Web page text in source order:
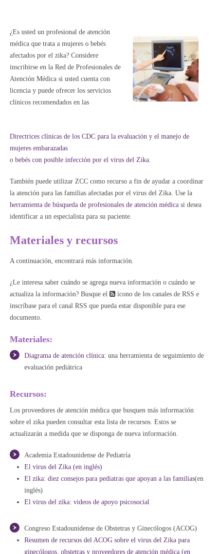
¿Es usted un profesional de atención
médica que trata a mujeres o bebés
afectados por el zika? Considere
inscribirse en la Red de Profesionales de
Atención Médica si usted cuenta con
licencia y puede ofrecer los servicios
clínicos recomendados en las
Directrices clínicas de los CDC para la evaluación y el manejo de
mujeres embarazadas
o bebés con posible infección por el virus del Zika.
También puede utilizar ZCC como recurso a fin de ayudar a coordinar
la atención para las familias afectadas por el virus del Zika. Use la
herramienta de búsqueda de profesionales de atención médica si desea
identificar a un especialista para su paciente.
Materiales y recursos
A continuación, encontrará más información.
¿Le interesa saber cuándo se agrega nueva información o cuándo se
actualiza la información? Busque el
ícono de los canales de RSS e
inscríbase para el canal RSS que pueda estar disponible para ese
documento.
Materiales:
Diagrama de atención clínica: una herramienta de seguimiento de
evaluación pediátrica
Recursos:
Los proveedores de atención médica que busquen más información
sobre el zika pueden consultar esta lista de recursos. Estos se
actualizarán a medida que se disponga de nueva información.
Academia Estadounidense de Pediatría
El virus del Zika (en inglés)
El zika: diez consejos para pediatras que apoyan a las familias(en
inglés)
El virus del zika: videos de apoyo psicosocial
Congreso Estadounidense de Obstetras y Ginecólogos (ACOG)
Resumen de recursos del ACOG sobre el virus del Zika para
ginecólogos, obstetras y proveedores de atención médica (en